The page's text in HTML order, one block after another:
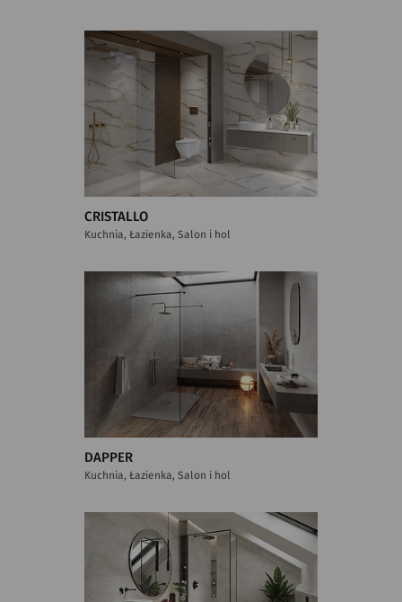
CRISTALLO
Kuchnia, Łazienka, Salon i hol
DAPPER
Kuchnia, Łazienka, Salon i hol